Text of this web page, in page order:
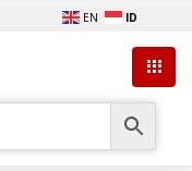
EN ID